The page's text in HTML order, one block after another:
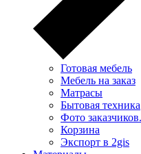
Готовая мебель
Мебель на заказ
Матрасы
Бытовая техника
Фото
Корзина
Экспорт в 2gis